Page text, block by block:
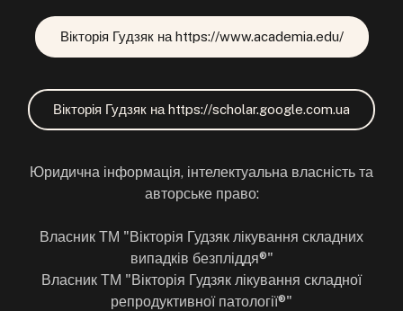
Вікторія Гудзяк на https://www.academia.edu/
Вікторія Гудзяк на https://scholar.google.com.ua
Юридична інформація, інтелектуальна власність та
авторське право:
Власник ТМ "Вікторія Гудзяк лікування складних
випадків безпліддя®"
Власник ТМ "Вікторія Гудзяк лікування складної
репродуктивної патології®"